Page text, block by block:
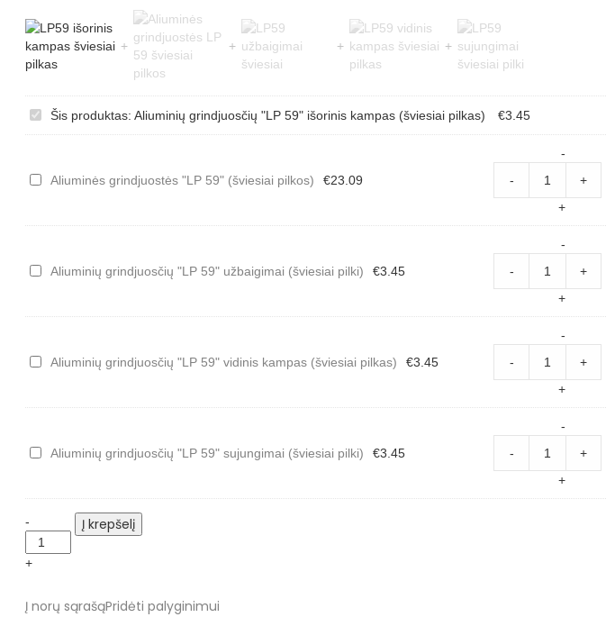
Aliuminių
grindjuosčių
išorinis
(šviesiai
Šis produktas: Aliuminių grindjuosčių "LP 59" išorinis kampas (šviesiai pilkas) €3.45
Aliuminės
pilkos)
Aliuminės grindjuostės "LP 59" (šviesiai pilkos) €23.09 -
"LP
59"
-
+
+
Aliuminių
(šviesiai
Aliuminių grindjuosčių "LP 59" užbaigimai (šviesiai pilki) €3.45 -
"LP
59"
-
+
+
Aliuminių
kampas
Aliuminių grindjuosčių "LP 59" vidinis kampas (šviesiai pilkas) €3.45 -
"LP
59"
vidinis
pilkas)
-
+
+
Aliuminių
sujungimai
(šviesiai
pilki)
Aliuminių grindjuosčių "LP 59" sujungimai (šviesiai pilki) €3.45 -
"LP
59"
-
+
+
Aliuminių
grindjuosčių
"LP
kampas
-
+
Į krepšelį
Į norų sąrašąPridėti palyginimui